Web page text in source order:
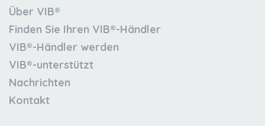
Über VIB®
Finden Sie Ihren VIB®-Händler
VIB®-Händler werden
VIB®-unterstützt
Nachrichten
Kontakt